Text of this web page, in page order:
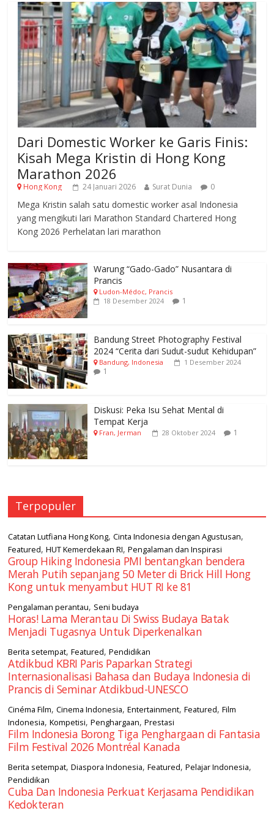
Dari Domestic Worker ke Garis Finis:
Kisah Mega Kristin di Hong Kong
Marathon 2026
Hong Kong 24 Januari 2026 Surat Dunia 0
Mega Kristin salah satu domestic worker asal Indonesia
yang mengikuti lari Marathon Standard Chartered Hong
Kong 2026 Perhelatan lari marathon
Warung “Gado-Gado” Nusantara di
Prancis
Ludon-Médoc, Prancis
18 Desember 2024
1
Bandung Street Photography Festival
2024 “Cerita dari Sudut-sudut Kehidupan”
Bandung, Indonesia 1 Desember 2024
1
Diskusi: Peka Isu Sehat Mental di
Tempat Kerja
Fran, Jerman 28 Oktober 2024 1
Terpopuler
Catatan Lutfiana Hong Kong,Cinta Indonesia dengan Agustusan,
Featured,HUT Kemerdekaan RI,Pengalaman dan Inspirasi
Group Hiking Indonesia PMI bentangkan bendera
Merah Putih sepanjang 50 Meter di Brick Hill Hong
Kong untuk menyambut HUT RI ke 81
Pengalaman perantau, Seni budaya
Horas! Lama Merantau Di Swiss Budaya Batak
Menjadi Tugasnya Untuk Diperkenalkan
Berita setempat,Featured,Pendidikan
Atdikbud KBRI Paris Paparkan Strategi
Internasionalisasi Bahasa dan Budaya Indonesia di
Prancis di Seminar Atdikbud-UNESCO
Cinéma Film,Cinema Indonesia,Entertainment,Featured,Film
Indonesia,Kompetisi,Penghargaan,Prestasi
Film Indonesia Borong Tiga Penghargaan di Fantasia
Film Festival 2026 Montréal Kanada
Berita setempat,Diaspora Indonesia,Featured,Pelajar Indonesia,
Pendidikan
Cuba Dan Indonesia Perkuat Kerjasama Pendidikan
Kedokteran